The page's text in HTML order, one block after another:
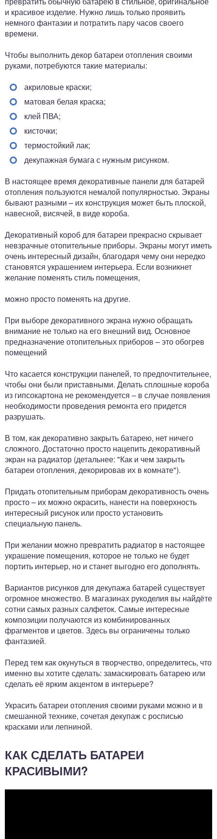
и красивое изделие. Нужно лишь только проявить
немного фантазии и потратить пару часов своего
времени.
Чтобы выполнить декор батареи отопления своими
руками, потребуются такие материалы:
акриловые краски;
матовая белая краска;
клей ПВА;
кисточки;
термостойкий лак;
декупажная бумага с нужным рисунком.
В настоящее время декоративные панели для батарей
отопления пользуются немалой популярностью. Экраны
бывают разными – их конструкция может быть плоской,
навесной, висячей, в виде короба.
Декоративный короб для батареи прекрасно скрывает
невзрачные отопительные приборы. Экраны могут иметь
очень интересный дизайн, благодаря чему они нередко
становятся украшением интерьера. Если возникнет
желание поменять стиль помещения,
можно просто поменять на другие.
При выборе декоративного экрана нужно обращать
внимание не только на его внешний вид. Основное
предназначение отопительных приборов – это обогрев
помещений
Что касается конструкции панелей, то предпочтительнее,
чтобы они были приставными. Делать сплошные короба
из гипсокартона не рекомендуется – в случае появления
необходимости проведения ремонта его придется
разрушать.
В том, как декоративно закрыть батарею, нет ничего
сложного. Достаточно просто нацепить декоративный
экран на радиатор (детальнее: "Как и чем закрыть
батареи отопления, декорировав их в комнате").
Придать отопительным приборам декоративность очень
просто – их можно окрасить, нанести на поверхность
интересный рисунок или просто установить
специальную панель.
При желании можно превратить радиатор в настоящее
украшение помещения, которое не только не будет
портить интерьер, но и станет выгодно его дополнять.
Вариантов рисунков для декупажа батарей существует
огромное множество. В магазинах рукоделия вы найдёте
сотни самых разных салфеток. Самые интересные
композиции получаются из комбинированных
фрагментов и цветов. Здесь вы ограничены только
фантазией.
Перед тем как окунуться в творчество, определитесь, что
именно вы хотите сделать: замаскировать батарею или
сделать её ярким акцентом в интерьере?
Украсить батареи отопления своими руками можно и в
смешанной технике, сочетая декупаж с росписью
красками или лепниной.
КАК СДЕЛАТЬ БАТАРЕИ
КРАСИВЫМИ?